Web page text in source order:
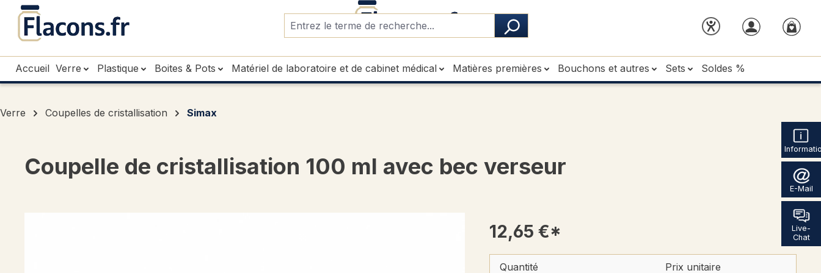
au contenu principal
Passer à la recherche
Passer à la navigation principale
E-Mail
Live-
Chat
Accueil Verre Plastique Boites & Pots Matériel de laboratoire et de cabinet médical Matières premières Bouchons et autres Sets Soldes %
Verre Coupelles de cristallisation Simax
Coupelle de cristallisation 100 ml avec bec verseur
12,65 €*
Quantité Prix unitaire